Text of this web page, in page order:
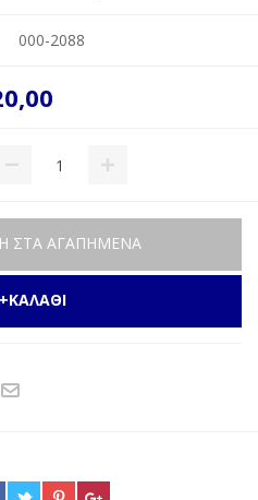
000-2088
ΣΤΑ ΑΓΑΠΗΜΕΝΑ
+ΚΑΛΑΘΙ